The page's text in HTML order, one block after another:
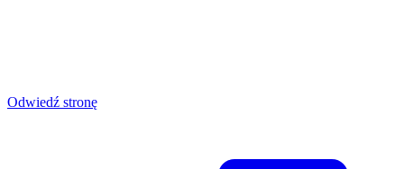
Odwiedź stronę